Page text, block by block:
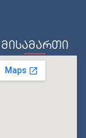
მისამართი